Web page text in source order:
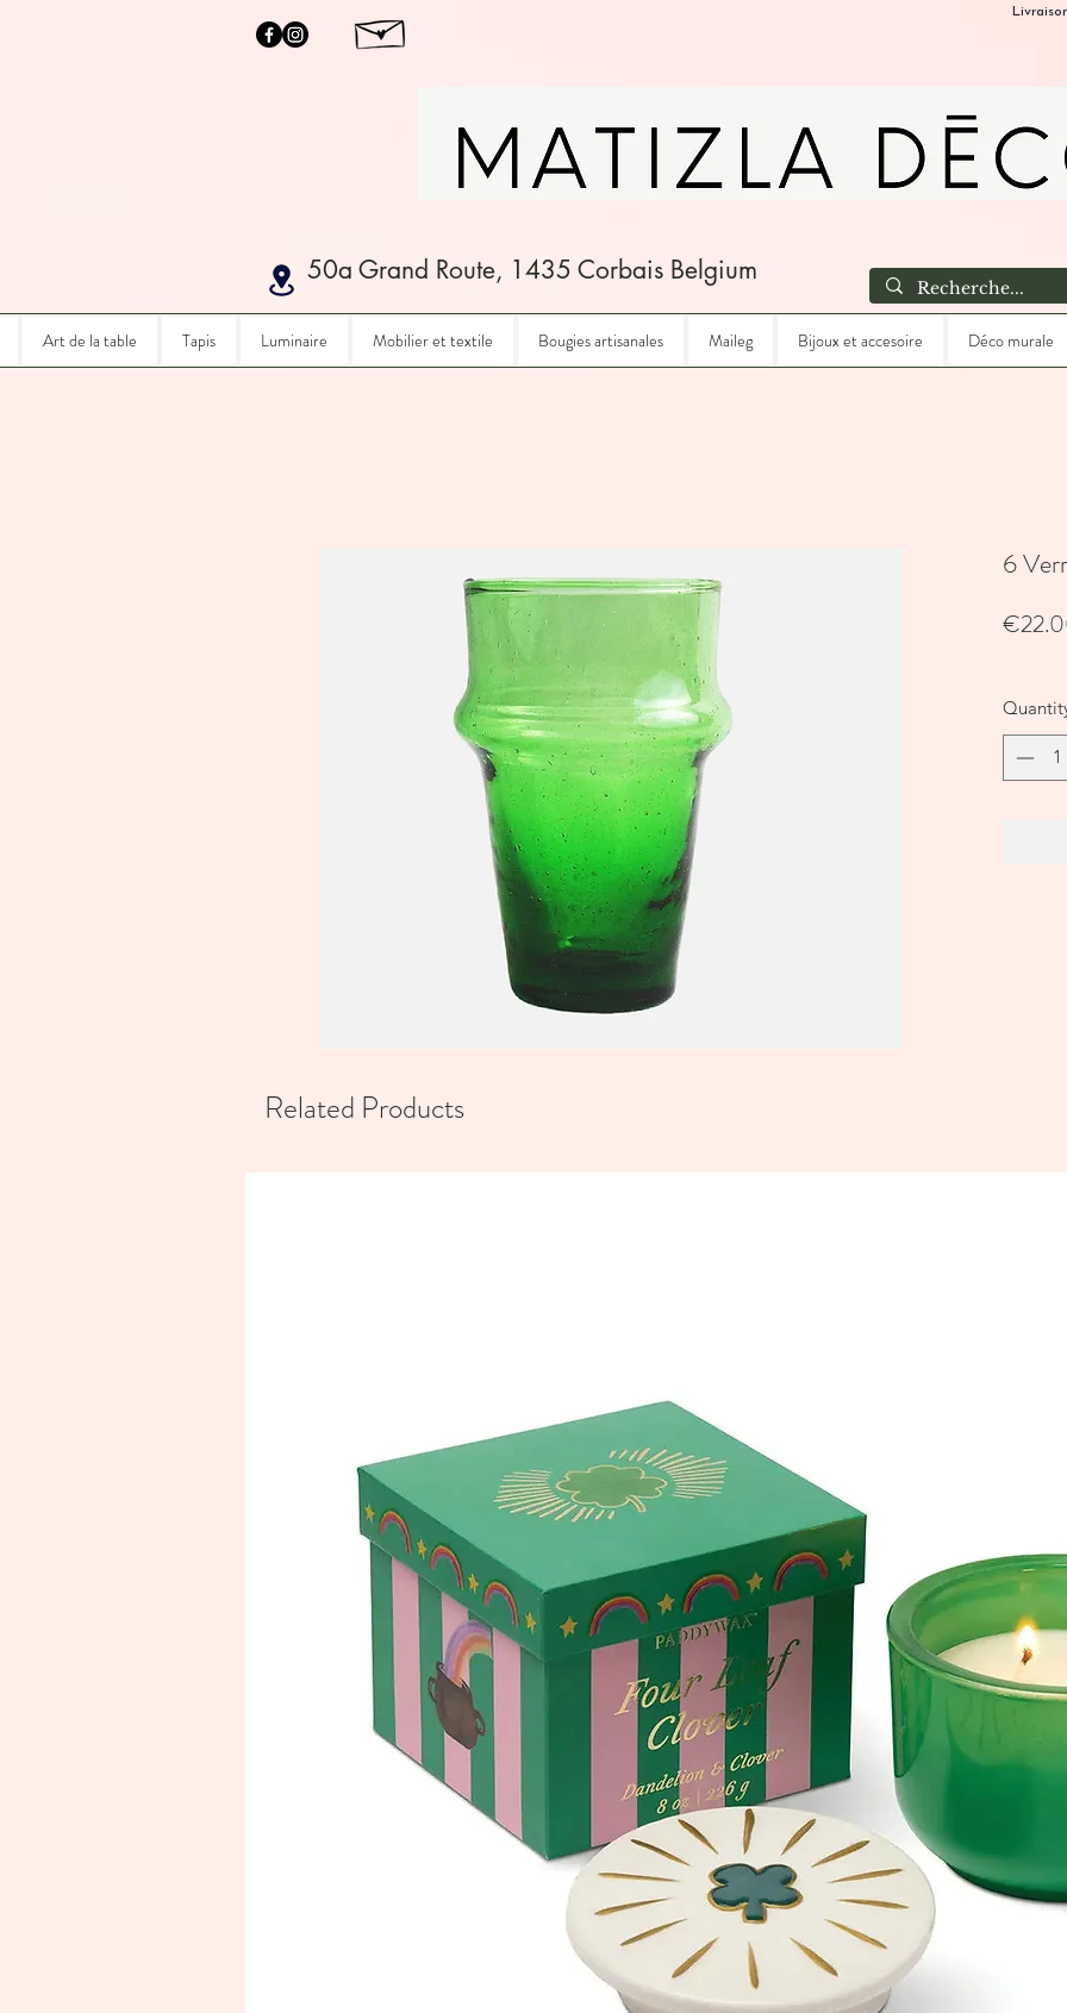
50a Grand Route, 1435 Corbais Belgium
Art de la table Tapis Luminaire Mobilier et textile Bougies artisanales Maileg Bijoux et accesoire Déco murale
6
Related Products